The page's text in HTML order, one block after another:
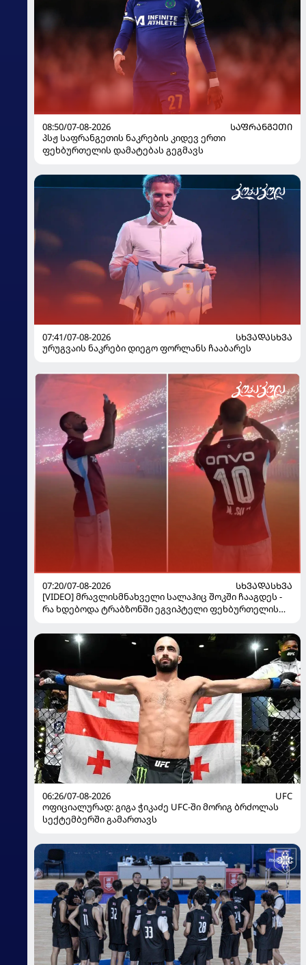
08:50/07-08-2026
ᲡᲐᲤᲠᲐᲜᲒᲔᲗᲘ
პსჟ საფრანგეთის ნაკრების კიდევ ერთი
ფეხბურთელის დამატებას გეგმავს
07:41/07-08-2026
ᲡᲮᲕᲐᲓᲐᲡᲮᲕᲐ
ურუგვაის ნაკრები დიეგო ფორლანს ჩააბარეს
07:20/07-08-2026
ᲡᲮᲕᲐᲓᲐᲡᲮᲕᲐ
[VIDEO] მრავლისმნახველი სალაჰიც შოკში ჩააგდეს -
რა ხდებოდა ტრაბზონში ეგვიპტელი ფეხბურთელის
06:26/07-08-2026
UFC
ოფიციალურად: გიგა ჭიკაძე UFC-ში მორიგ ბრძოლას
სექტემბერში გამართავს